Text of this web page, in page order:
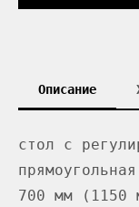
Описание
стол с
700 мм (1150